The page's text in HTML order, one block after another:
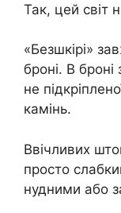
Так, цей світ
«Безшкірі»
броні. В броні
не
камінь.
Ввічливих
просто
нудними або